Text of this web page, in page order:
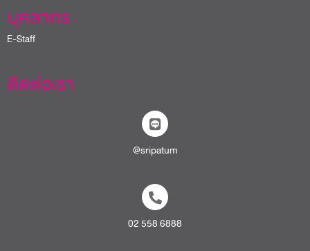
บุคลากร
E-Staff
ติดต่อเรา
@sripatum
02 558 6888